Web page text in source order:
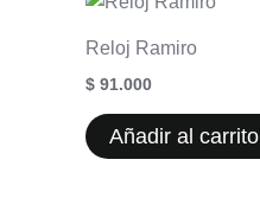
Reloj Ramiro
$ 91.000
Añadir al carrito